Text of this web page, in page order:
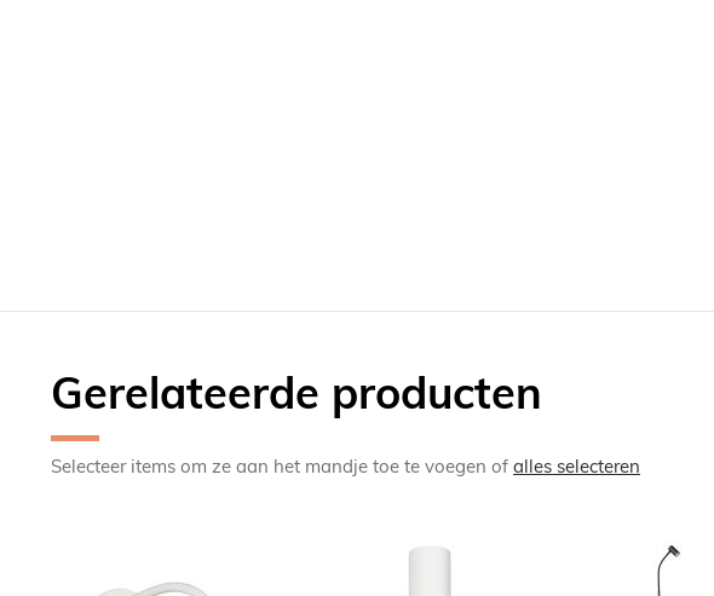
Gerelateerde producten
Selecteer items om ze aan het mandje toe te voegen of alles selecteren